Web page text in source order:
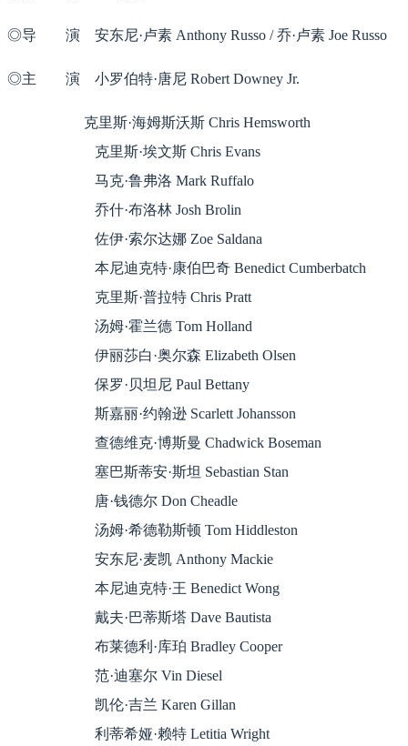
◎导 演 安东尼·卢素 Anthony Russo / 乔·卢素 Joe Russo
◎主 演 小罗伯特·唐尼 Robert Downey Jr.
克里斯·海姆斯沃斯 Chris Hemsworth
克里斯·埃文斯 Chris Evans
马克·鲁弗洛 Mark Ruffalo
乔什·布洛林 Josh Brolin
佐伊·索尔达娜 Zoe Saldana
本尼迪克特·康伯巴奇 Benedict Cumberbatch
克里斯·普拉特 Chris Pratt
汤姆·霍兰德 Tom Holland
伊丽莎白·奥尔森 Elizabeth Olsen
保罗·贝坦尼 Paul Bettany
斯嘉丽·约翰逊 Scarlett Johansson
查德维克·博斯曼 Chadwick Boseman
塞巴斯蒂安·斯坦 Sebastian Stan
唐·钱德尔 Don Cheadle
汤姆·希德勒斯顿 Tom Hiddleston
安东尼·麦凯 Anthony Mackie
本尼迪克特·王 Benedict Wong
戴夫·巴蒂斯塔 Dave Bautista
布莱德利·库珀 Bradley Cooper
范·迪塞尔 Vin Diesel
凯伦·吉兰 Karen Gillan
利蒂希娅·赖特 Letitia Wright